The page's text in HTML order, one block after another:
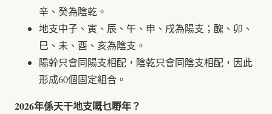
辛、癸為陰乾。
地支中子、寅、辰、午、申、戌為陽支；醜、卯、
巳、未、酉、亥為陰支。
陽幹只會同陽支相配，陰乾只會同陰支相配，因此
形成60個固定組合。
2026年係天干地支嘅乜嘢年？